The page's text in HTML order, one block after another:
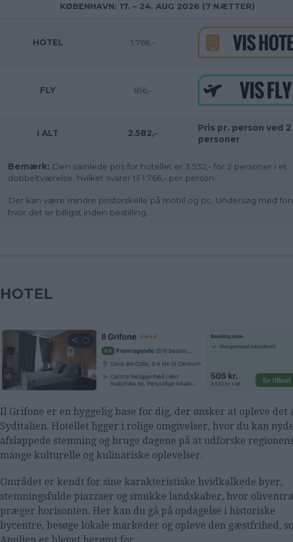
KØBENHAVN: 17. – 24. AUG 2026 (7 NÆTTER)
HOTEL 1.766,-
FLY 816,-
I ALT 2.582,-
Pris pr. person ved 2
personer
Bemærk: Den samlede pris for hotellet er 3.532,- for 2 personer i et
dobbeltværelse, hvilket svarer til 1.766,- per person.
Der kan være mindre prisforskelle på mobil og pc. Undersøg med
hvor det er billigst inden bestilling.
HOTEL
Il Grifone er en hyggelig base for dig, der ønsker at opleve det
Syditalien. Hotellet ligger i rolige omgivelser, hvor du kan
afslappede stemning og bruge dagene på at udforske
mange kulturelle og kulinariske oplevelser.
Området er kendt for sine karakteristiske hvidkalkede byer,
stemningsfulde piazzaer og smukke landskaber, hvor
præger horisonten. Her kan du gå på opdagelse i historiske
bycentre, besøge lokale markeder og opleve den gæstfrihed,